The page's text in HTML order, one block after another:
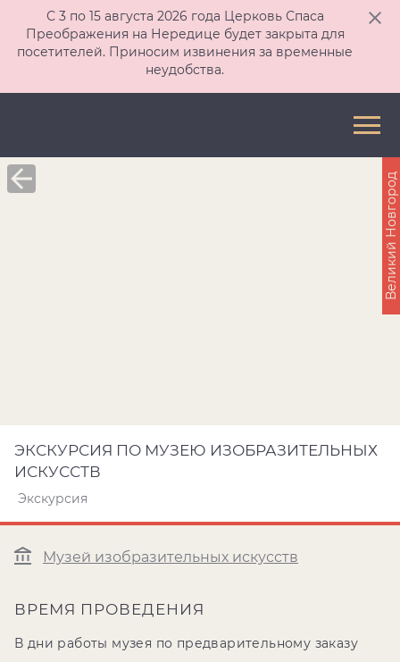
С 3 по 15 августа 2026 года Церковь Спаса
Преображения на Нередице будет закрыта для
посетителей. Приносим извинения за временные
неудобства.
ЭКСКУРСИЯ ПО МУЗЕЮ ИЗОБРАЗИТЕЛЬНЫХ
ИСКУССТВ
Экскурсия
Музей изобразительных искусств
ВРЕМЯ ПРОВЕДЕНИЯ
В дни работы музея по предварительному заказу
Великий Новгород